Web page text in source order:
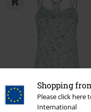
Shopping
Please click here
International
Stock faible
Exclusivité
PVC€ 39,99